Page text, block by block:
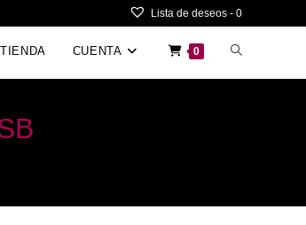
Lista de deseos - 0
TIENDA CUENTA 0 Alternar